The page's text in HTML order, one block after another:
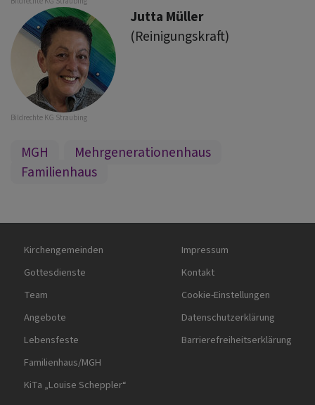
Bildrechte KG Straubing
Jutta Müller
(Reinigungskraft)
MGH
Mehrgenerationenhaus
Familienhaus
Hauptnavigation
Kirchengemeinden
Gottesdienste
Team
Angebote
Lebensfeste
Familienhaus/MGH
KiTa „Louise Scheppler“
Fußbereichsmenü
Impressum
Kontakt
Cookie-Einstellungen
Datenschutzerklärung
Barrierefreiheitserklärung